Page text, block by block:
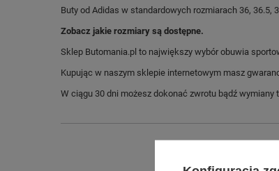
Buty od Adidas w standardowych rozmiarach 36, 36.5,
Zobacz jakie rozmiary są dostępne.
Sklep Butomania.pl to największy wybór obuwia
Kupując w naszym sklepie internetowym masz
W ciągu 30 dni możesz dokonać zwrotu bądź wymiany